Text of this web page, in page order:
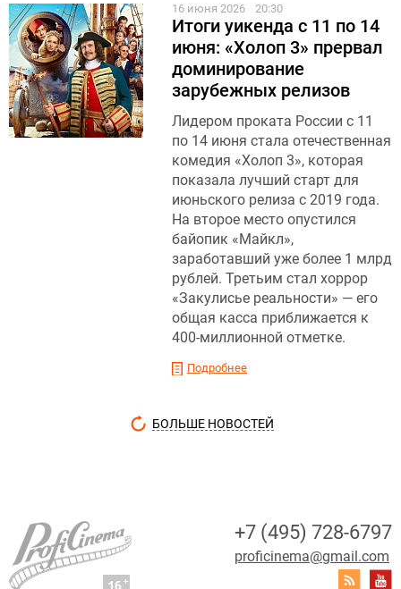
16 июня 2026 20:30
Итоги уикенда с 11 по 14
июня: «Холоп 3» прервал
доминирование
зарубежных релизов
Лидером проката России с 11
по 14 июня стала отечественная
комедия «Холоп 3», которая
показала лучший старт для
июньского релиза с 2019 года.
На второе место опустился
байопик «Майкл»,
заработавший уже более 1 млрд
рублей. Третьим стал хоррор
«Закулисье реальности» — его
общая касса приближается к
400-миллионной отметке.
Подробнее
БОЛЬШЕ НОВОСТЕЙ
+7 (495) 728-6797
proficinema@gmail.com